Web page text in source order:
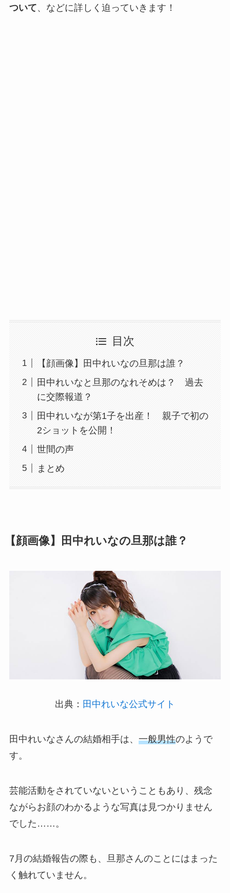
ついて、などに詳しく迫っていきます！
目次
【顔画像】田中れいなの旦那は誰？
田中れいなと旦那のなれそめは？ 過去
に交際報道？
田中れいなが第1子を出産！ 親子で初の
2ショットを公開！
世間の声
まとめ
【顔画像】田中れいなの旦那は誰？
出典： 田中れいな公式サイト
田中れいなさんの結婚相手は、 一般男性のようで
す。
芸能活動をされていないということもあり、残念
ながらお顔のわかるような写真は見つかりません
でした……。
7月の結婚報告の際も、旦那さんのことにはまった
く触れていません。